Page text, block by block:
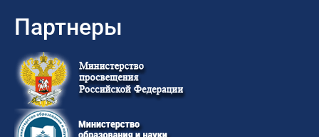
Партнеры